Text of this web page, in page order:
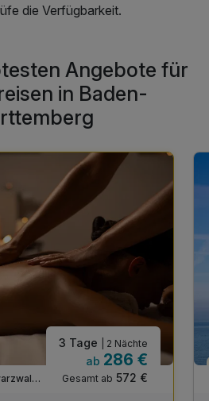
die Verfügbarkeit.
Angebote für
in Baden-
Baden-Baden, Schwarzwald Nord
3 Tage | 2 Nächte
ab 286 €
Gesamt ab 572 €